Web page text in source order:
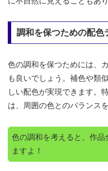
調和を保つための配色
色の調和を保つためには、
も良いでしょう。補色や類
しい配色が実現できます。
は、周囲の色とのバランス
色の調和を考えると、作品
ますよ！